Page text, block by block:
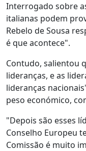
Interrogado sobre
italianas podem
Rebelo de Sousa
é que acontece".
Contudo, salientou
lideranças, e as
lideranças
peso económico,
"Depois são esses
Conselho Europeu
Comissão é muito